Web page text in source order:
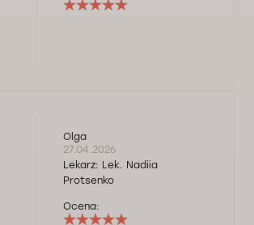
Olga
27.04.2026
Lekarz: Lek. Nadiia
Protsenko
Ocena: